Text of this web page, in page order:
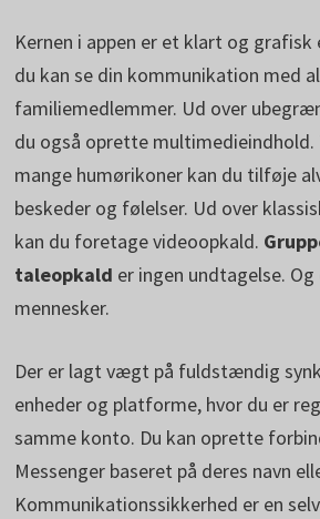
Kernen i appen er et klart og
du kan se din kommunikation med
familiemedlemmer. Ud over
du også oprette
mange humørikoner kan du tilføje
beskeder og følelser. Ud over
kan du foretage videoopkald.
taleopkald er ingen undtagelse.
mennesker.
Der er lagt vægt på fuldstændig
enheder og platforme, hvor du er
samme konto. Du kan oprette
Messenger baseret på deres navn
Kommunikationssikkerhed er en